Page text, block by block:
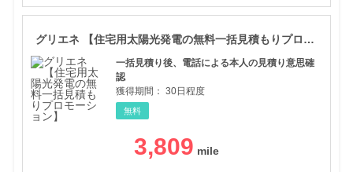
グリエネ 【住宅用太陽光発電の無料一括見積もりプロモーション】
一括見積り後、電話による本人の見積り意思確
認
獲得期間： 30日程度
無料
3,809